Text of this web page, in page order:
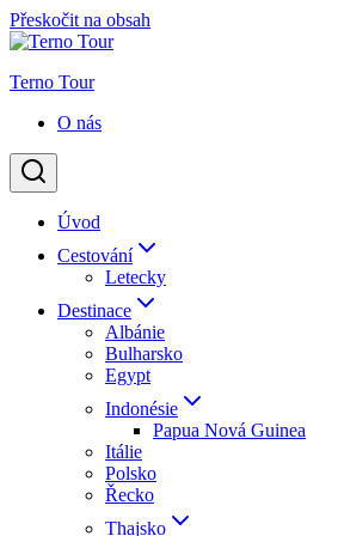
Přeskočit na obsah
Terno Tour
O nás
Úvod
Cestování
Letecky
Destinace
Albánie
Bulharsko
Egypt
Indonésie
Papua Nová Guinea
Itálie
Polsko
Řecko
Thajsko